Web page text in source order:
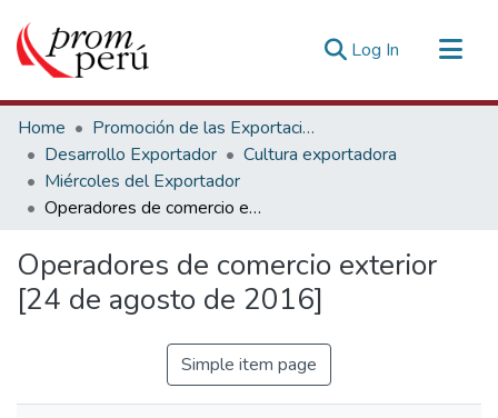
Log In (current)
Communities & Collections
All of DSpace
Statistics
Estadísticas Externas
Home
Promoción de las Exportaciones
Desarrollo Exportador
Cultura exportadora
Miércoles del Exportador
Operadores de comercio exterior [24 de agosto de 2016]
Operadores de comercio exterior
[24 de agosto de 2016]
Simple item page